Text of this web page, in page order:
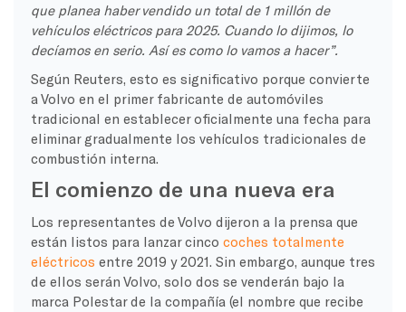
que planea haber vendido un total de 1 millón de
vehículos eléctricos para 2025. Cuando lo dijimos, lo
decíamos en serio. Así es como lo vamos a hacer”.
Según Reuters, esto es significativo porque convierte
a Volvo en el primer fabricante de automóviles
tradicional en establecer oficialmente una fecha para
eliminar gradualmente los vehículos tradicionales de
combustión interna.
El comienzo de una nueva era
Los representantes de Volvo dijeron a la prensa que
están listos para lanzar cinco coches totalmente
eléctricos entre 2019 y 2021. Sin embargo, aunque tres
de ellos serán Volvo, solo dos se venderán bajo la
marca Polestar de la compañía (el nombre que recibe